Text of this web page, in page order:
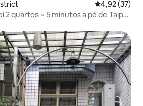
4,92 de uma
4,92 (37)
2 quartos ~ 5 minutos a pé de Taipei